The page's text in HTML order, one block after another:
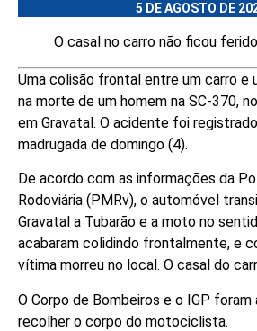
5 DE AGOSTO DE
O casal no carro não ficou ferido
Uma colisão frontal entre um carro e
na morte de um homem na SC-370,
em Gravatal. O acidente foi
madrugada de domingo (4).
De acordo com as informações da
Rodoviária (PMRv), o automóvel
Gravatal a Tubarão e a moto no
acabaram colidindo frontalmente, e
vítima morreu no local. O casal do
O Corpo de Bombeiros e o IGP foram
recolher o corpo do motociclista.